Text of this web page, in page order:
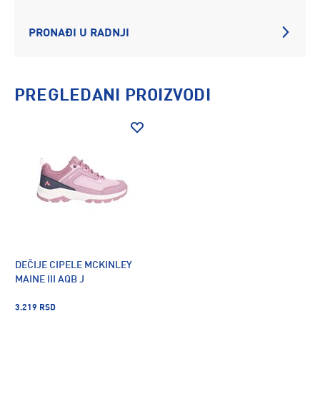
PRONAĐI U RADNJI
PREGLEDANI PROIZVODI
DEČIJE CIPELE MCKINLEY
MAINE III AQB J
3.219 RSD